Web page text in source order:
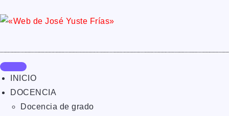
INICIO
DOCENCIA
Docencia de grado